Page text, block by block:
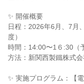
✨ 開催概要
日程：2026年6月、7月
度）
時間：14:00〜1６:30（
方法：新関西製鐵株式会
✨ 実施プログラム：【